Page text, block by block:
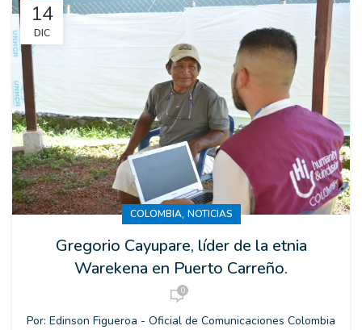
14
DIC
COLOMBIA, NOTICIAS
Gregorio Cayupare, líder de la etnia
Warekena en Puerto Carreño.
0
Por: Edinson Figueroa - Oficial de Comunicaciones Colombia